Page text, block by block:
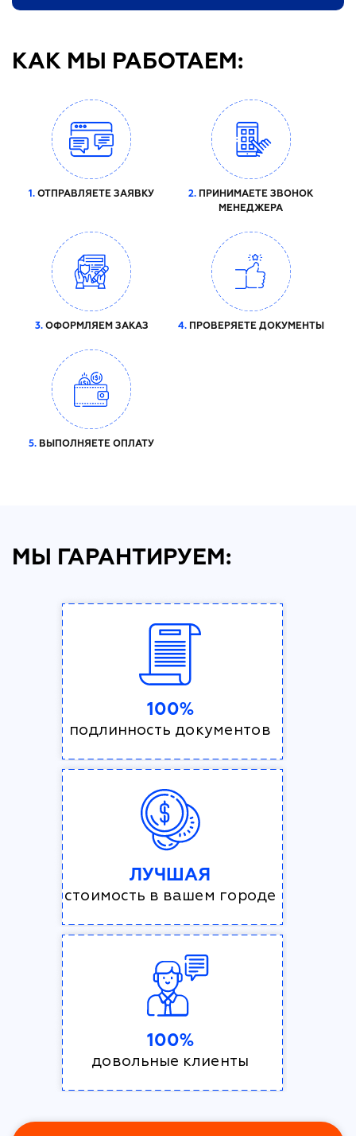
КАК МЫ РАБОТАЕМ:
1. ОТПРАВЛЯЕТЕ ЗАЯВКУ 2. ПРИНИМАЕТЕ ЗВОНОК
МЕНЕДЖЕРА
3.ОФОРМЛЯЕМ ЗАКАЗ 4.ПРОВЕРЯЕТЕ ДОКУМЕНТЫ
5. ВЫПОЛНЯЕТЕ ОПЛАТУ
МЫ ГАРАНТИРУЕМ:
100%
подлинность документов
ЛУЧШАЯ
стоимость в вашем городе
100%
довольные клиенты